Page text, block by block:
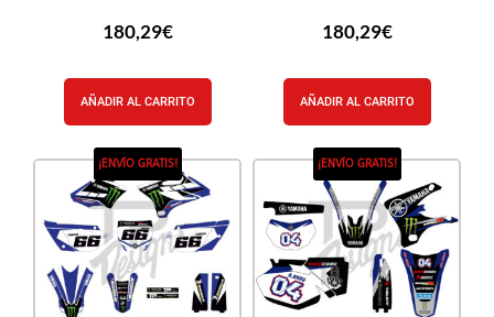
180,29€
AÑADIR AL CARRITO
180,29€
AÑADIR AL CARRITO
¡ENVÍO GRATIS! ¡ENVÍO GRATIS!